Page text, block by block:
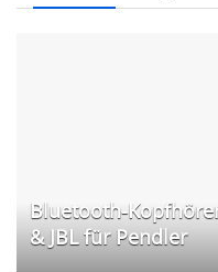
Bluetooth-
& JBL für Pendler